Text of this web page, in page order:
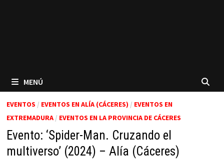
MENÚ
EVENTOS / EVENTOS EN ALÍA (CÁCERES) / EVENTOS EN
EXTREMADURA/ EVENTOS EN LA PROVINCIA DE CÁCERES
Evento: ‘Spider-Man. Cruzando el
multiverso’ (2024) – Alía (Cáceres)